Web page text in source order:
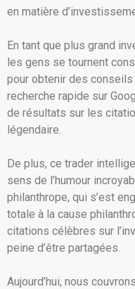
en matière
En tant que plus grand
les gens se tournent
pour obtenir des
recherche rapide sur
de résultats sur les
légendaire.
De plus, ce trader
sens de l’humour
philanthrope, qui s’est
totale à la cause
citations célèbres sur
peine d’être partagées.
Aujourd’hui, nous